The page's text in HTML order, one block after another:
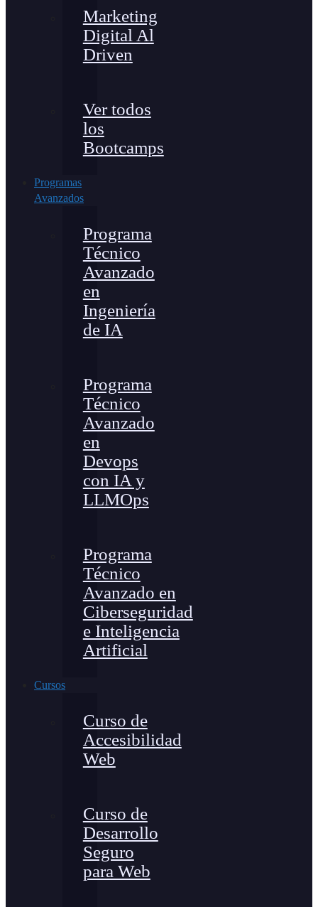
Marketing
Digital Al
Driven
Ver todos
los
Bootcamps
Programas
Avanzados
Programa
Técnico
Avanzado
en
Ingeniería
de IA
Programa
Técnico
Avanzado
en
Devops
con IA y
LLMOps
Programa
Técnico
Avanzado en
Ciberseguridad
e Inteligencia
Artificial
Cursos
Curso de
Accesibilidad
Web
Curso de
Desarrollo
Seguro
para Web